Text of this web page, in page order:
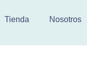
Tienda Nosotros